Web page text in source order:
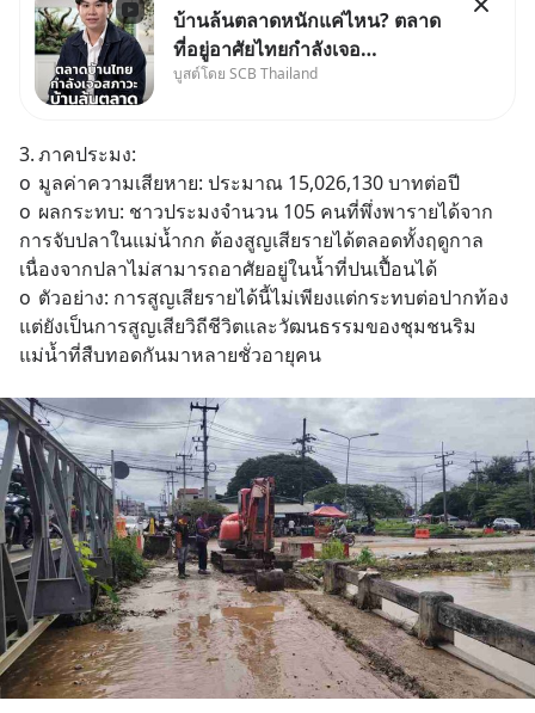
บ้านล้นตลาดหนักแค่ไหน? ตลาด
ที่อยู่อาศัยไทยกำลังเจอ
Oversupply หนักกว่าที่คิด และ
#EICAround #SCBThailand
สามารถดูคลิปท
บูสต์โดย SCB Thailand
3.	ภาคประมง:
o	มูลค่าความเสียหาย: ประมาณ 15,026,130 บาทต่อปี
o	ผลกระทบ: ชาวประมงจำนวน 105 คนที่พึ่งพารายได้จาก
การจับปลาในแม่น้ำกก ต้องสูญเสียรายได้ตลอดทั้งฤดูกาล
เนื่องจากปลาไม่สามารถอาศัยอยู่ในน้ำที่ปนเปื้อนได้
o	ตัวอย่าง: การสูญเสียรายได้นี้ไม่เพียงแต่กระทบต่อปากท้อง
แต่ยังเป็นการสูญเสียวิถีชีวิตและวัฒนธรรมของชุมชนริม
แม่น้ำที่สืบทอดกันมาหลายชั่วอายุคน